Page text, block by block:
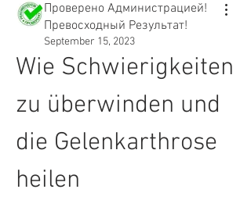
Проверено Администрацией!
Превосходный Результат!
September 15, 2023
Wie Schwierigkeiten
zu überwinden und
die Gelenkarthrose
heilen